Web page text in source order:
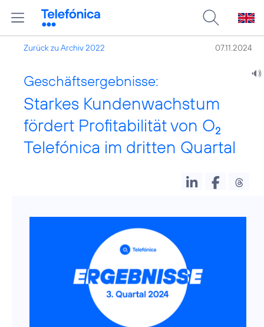
Zurück zu Archiv 2022 07.11.2024
Geschäftsergebnisse:
Starkes Kundenwachstum
fördert Profitabilität von O2
Telefónica im dritten Quartal